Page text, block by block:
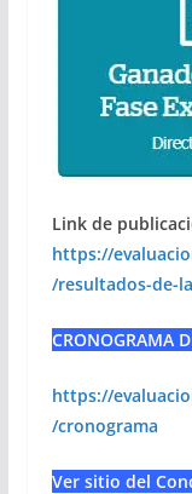
Link de
https://
/resultados-de-
CRONOGRAMA
https://
/cronograma
Ver sitio del